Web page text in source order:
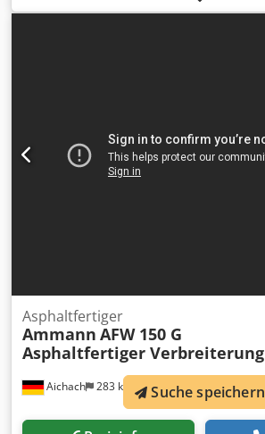
Aichach 283 km
Asphaltfertiger
Ammann AFW 150 G
Asphaltfertiger Verbreiterung
Suche speichern